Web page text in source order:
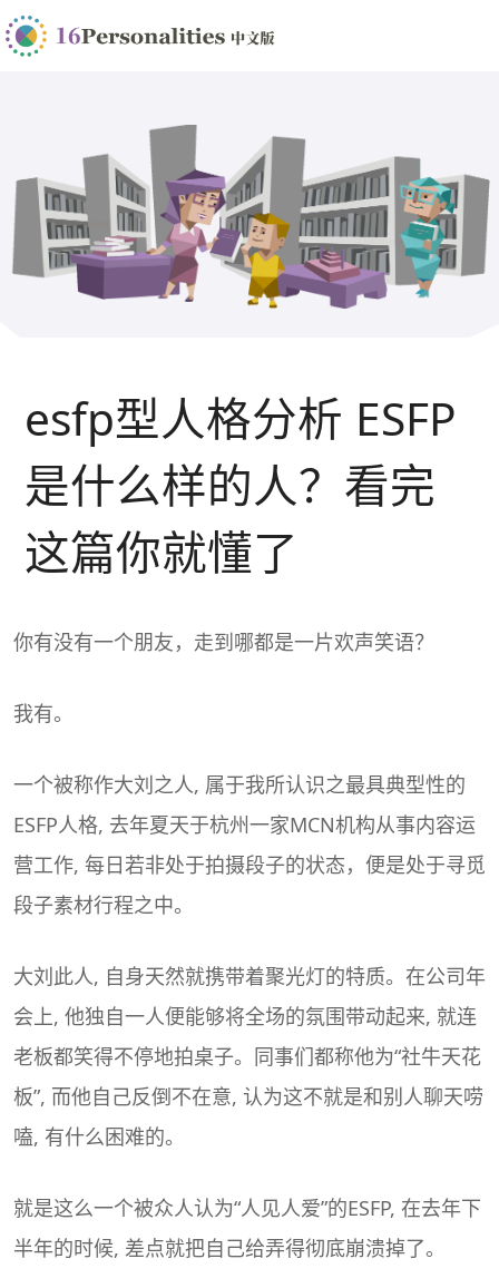
esfp型人格分析 ESFP
是什么样的人？看完
这篇你就懂了
你有没有一个朋友，走到哪都是一片欢声笑语？
我有。
一个被称作大刘之人, 属于我所认识之最具典型性的
ESFP人格, 去年夏天于杭州一家MCN机构从事内容运
营工作, 每日若非处于拍摄段子的状态，便是处于寻觅
段子素材行程之中。
大刘此人, 自身天然就携带着聚光灯的特质。在公司年
会上, 他独自一人便能够将全场的氛围带动起来, 就连
老板都笑得不停地拍桌子。同事们都称他为“社牛天花
板”, 而他自己反倒不在意, 认为这不就是和别人聊天唠
嗑, 有什么困难的。
就是这么一个被众人认为“人见人爱”的ESFP, 在去年下
半年的时候, 差点就把自己给弄得彻底崩溃掉了。